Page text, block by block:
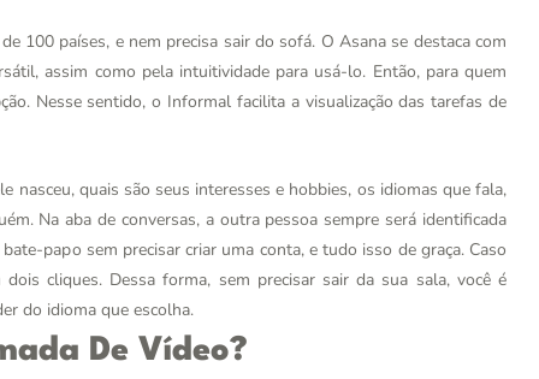
100 países, e nem precisa sair do sofá. O Asana se destaca com
assim como pela intuitividade para usá-lo. Então, para quem
Nesse sentido, o Informal facilita a visualização das tarefas de
nasceu, quais são seus interesses e hobbies, os idiomas que fala,
Na aba de conversas, a outra pessoa sempre será identificada
papo sem precisar criar uma conta, e tudo isso de graça. Caso
cliques. Dessa forma, sem precisar sair da sua sala, você é
do idioma que escolha.
De Vídeo?